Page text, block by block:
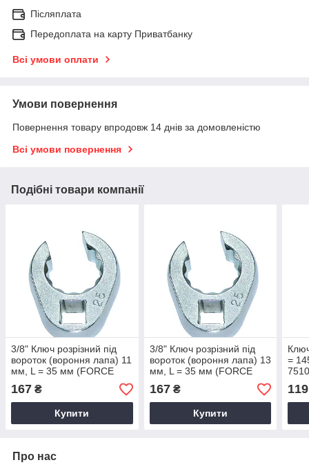
Післяплата
Передоплата на карту Приватбанку
Всі умови оплати
Умови повернення
Повернення товару впродовж 14 днів за домовленістю
Всі умови повернення
Подібні товари компанії
3/8" Ключ розрізний під
вороток (вороння лапа) 11
мм, L = 35 мм (FORCE
751311)
167 ₴
Купити
3/8" Ключ розрізний під
вороток (вороння лапа) 13
мм, L = 35 мм (FORCE
751313)
167₴
Купити
=
119
Про нас